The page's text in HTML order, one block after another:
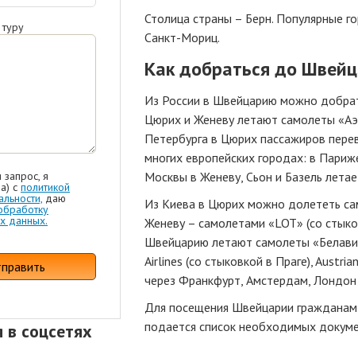
я
с политикой
даю
данных.
в соцсетях
Столица страны – Берн. Популярные
Санкт-Мориц.
Как добраться до
Из России в Швейцарию можно
Цюрих и Женеву летают самолеты
Петербурга в Цюрих пассажиров
многих европейских городах: в
Москвы в Женеву, Сьон и Базель
Из Киева в Цюрих можно долететь
Женеву – самолетами «LOT» (со
Швейцарию летают самолеты
Airlines (со стыковкой в Праге),
через Франкфурт, Амстердам, Лондон
Для посещения Швейцарии
подается список необходимых